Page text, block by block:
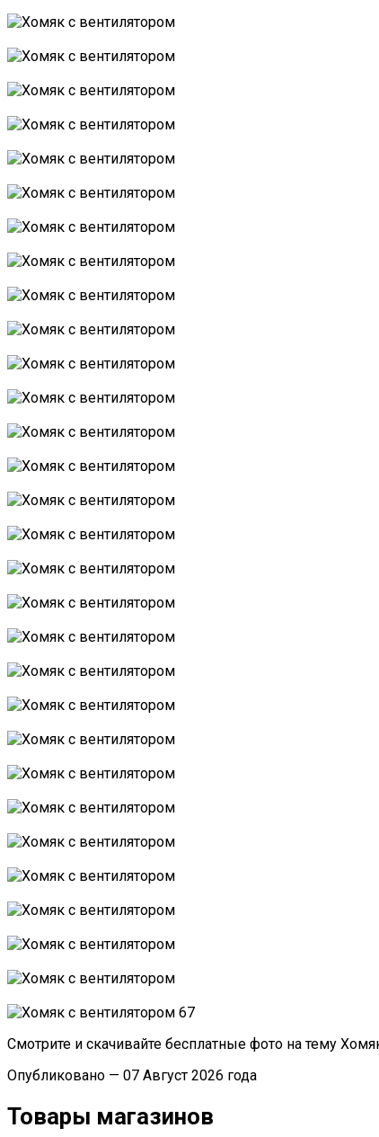
Смотрите и скачивайте бесплатные фото на тему
Опубликовано — 07 Август 2026 года
Товары магазинов